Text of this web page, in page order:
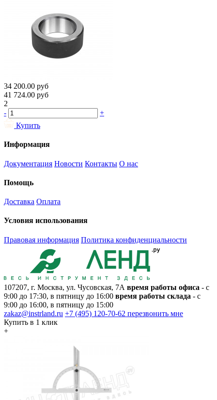
34 200.00 руб
41 724.00 руб
2
-
+
Купить
Информация
Документация Новости Контакты О нас
Помощь
Доставка Оплата
Условия использования
Правовая информация Политика конфиденциальности
107207, г. Москва, ул. Чусовская, 7А время работы офиса - с
9:00 до 17:30, в пятницу до 16:00 время работы склада - с
9:00 до 16:00, в пятницу до 15:00
zakaz@instrland.ru +7 (495) 120-70-62 перезвонить мне
Купить в 1 клик
+